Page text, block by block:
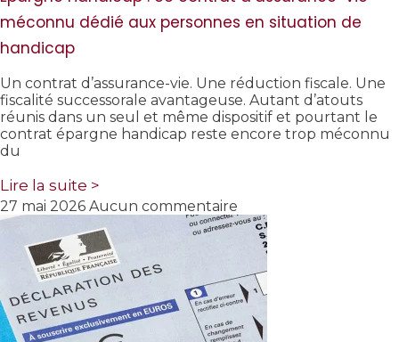
méconnu dédié aux personnes en situation de
handicap
Un contrat d’assurance-vie. Une réduction fiscale. Une
fiscalité successorale avantageuse. Autant d’atouts
réunis dans un seul et même dispositif et pourtant le
contrat épargne handicap reste encore trop méconnu
du
Lire la suite >
27 mai 2026 Aucun commentaire